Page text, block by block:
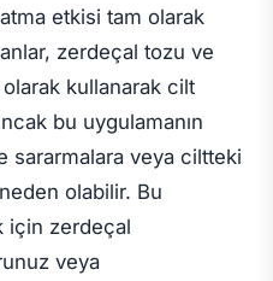
etkisi tam olarak
zerdeçal tozu ve
olarak kullanarak cilt
bu uygulamanın
sararmalara veya ciltteki
olabilir. Bu
için zerdeçal
veya